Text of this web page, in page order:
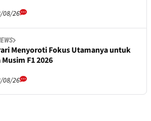
08/26
Menyoroti Fokus Utamanya untuk
Musim F1 2026
08/26